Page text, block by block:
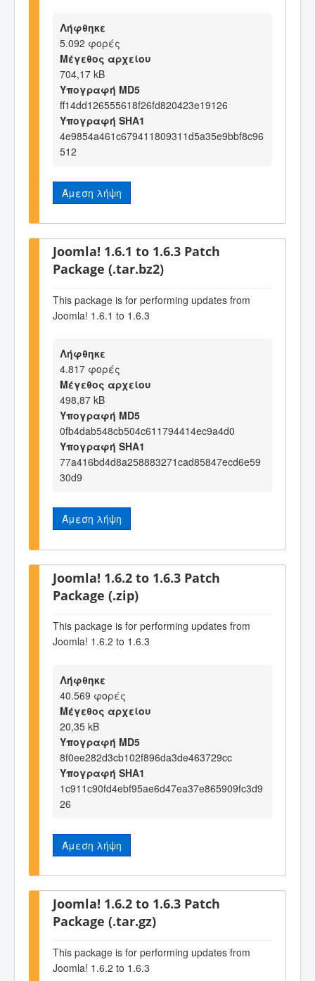
Λήφθηκε
5.092 φορές
Μέγεθος αρχείου
704,17 kB
Υπογραφή MD5
ff14dd126555618f26fd820423e19126
Υπογραφή SHA1
4e9854a461c679411809311d5a35e9bbf8c96
512
Άμεση λήψη
Joomla! 1.6.1 to 1.6.3 Patch
Package (.tar.bz2)
This package is for performing updates from
Joomla! 1.6.1 to 1.6.3
Λήφθηκε
4.817 φορές
Μέγεθος αρχείου
498,87 kB
Υπογραφή MD5
0fb4dab548cb504c611794414ec9a4d0
Υπογραφή SHA1
77a416bd4d8a258883271cad85847ecd6e59
30d9
Άμεση λήψη
Joomla! 1.6.2 to 1.6.3 Patch
Package (.zip)
This package is for performing updates from
Joomla! 1.6.2 to 1.6.3
Λήφθηκε
40.569 φορές
Μέγεθος αρχείου
20,35 kB
Υπογραφή MD5
8f0ee282d3cb102f896da3de463729cc
Υπογραφή SHA1
1c911c90fd4ebf95ae6d47ea37e865909fc3d9
26
Άμεση λήψη
Joomla! 1.6.2 to 1.6.3 Patch
Package (.tar.gz)
This package is for performing updates from
Joomla! 1.6.2 to 1.6.3